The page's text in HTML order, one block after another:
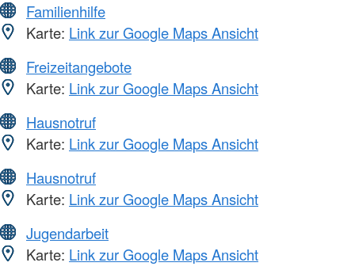
Familienhilfe
Karte: Link zur Google Maps Ansicht
Freizeitangebote
Karte: Link zur Google Maps Ansicht
Hausnotruf
Karte: Link zur Google Maps Ansicht
Hausnotruf
Karte: Link zur Google Maps Ansicht
Jugendarbeit
Karte: Link zur Google Maps Ansicht